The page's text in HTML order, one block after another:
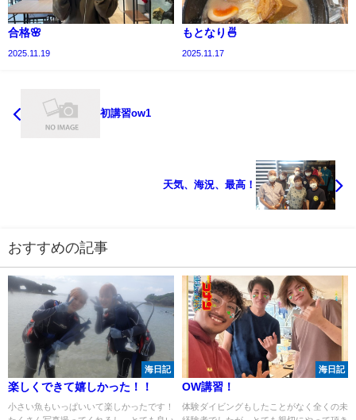
合格🌸
2025.11.19
もとなり🍜
2025.11.17
初講習ow1
天気、海況、最高！
おすすめの記事
海日記
楽しくできて嬉しかった！！
小さい魚もいっぱいいて楽しかったです！
海日記
OW講習！
体験ダイビングもしたことがなく全くの未